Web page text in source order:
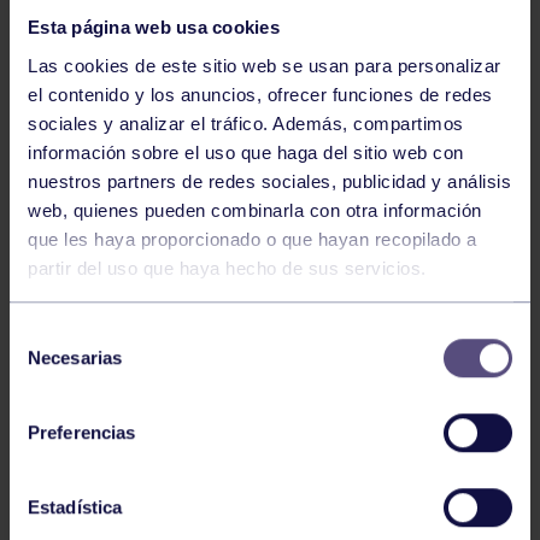
Esta página web usa cookies
Las cookies de este sitio web se usan para personalizar
el contenido y los anuncios, ofrecer funciones de redes
sociales y analizar el tráfico. Además, compartimos
información sobre el uso que haga del sitio web con
nuestros partners de redes sociales, publicidad y análisis
web, quienes pueden combinarla con otra información
que les haya proporcionado o que hayan recopilado a
partir del uso que haya hecho de sus servicios.
Necesarias
Preferencias
Estadística
Hockey 28 Jul 2026
ÓSCAR PALOMERO, RUMBO AL
MUNDIAL
Hockey